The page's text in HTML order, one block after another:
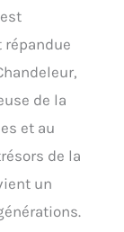
répandue
de la
et au
de la
un